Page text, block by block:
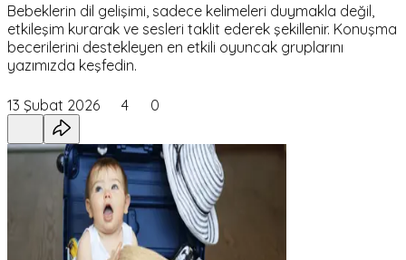
Bebeklerin dil gelişimi, sadece kelimeleri duymakla değil,
etkileşim kurarak ve sesleri taklit ederek şekillenir. Konuşma
becerilerini destekleyen en etkili oyuncak gruplarını
yazımızda keşfedin.
13 Şubat 2026 4 0